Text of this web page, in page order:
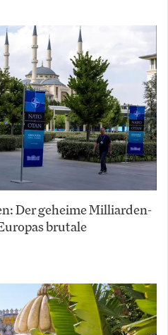
Der geheime Milliarden-
brutale